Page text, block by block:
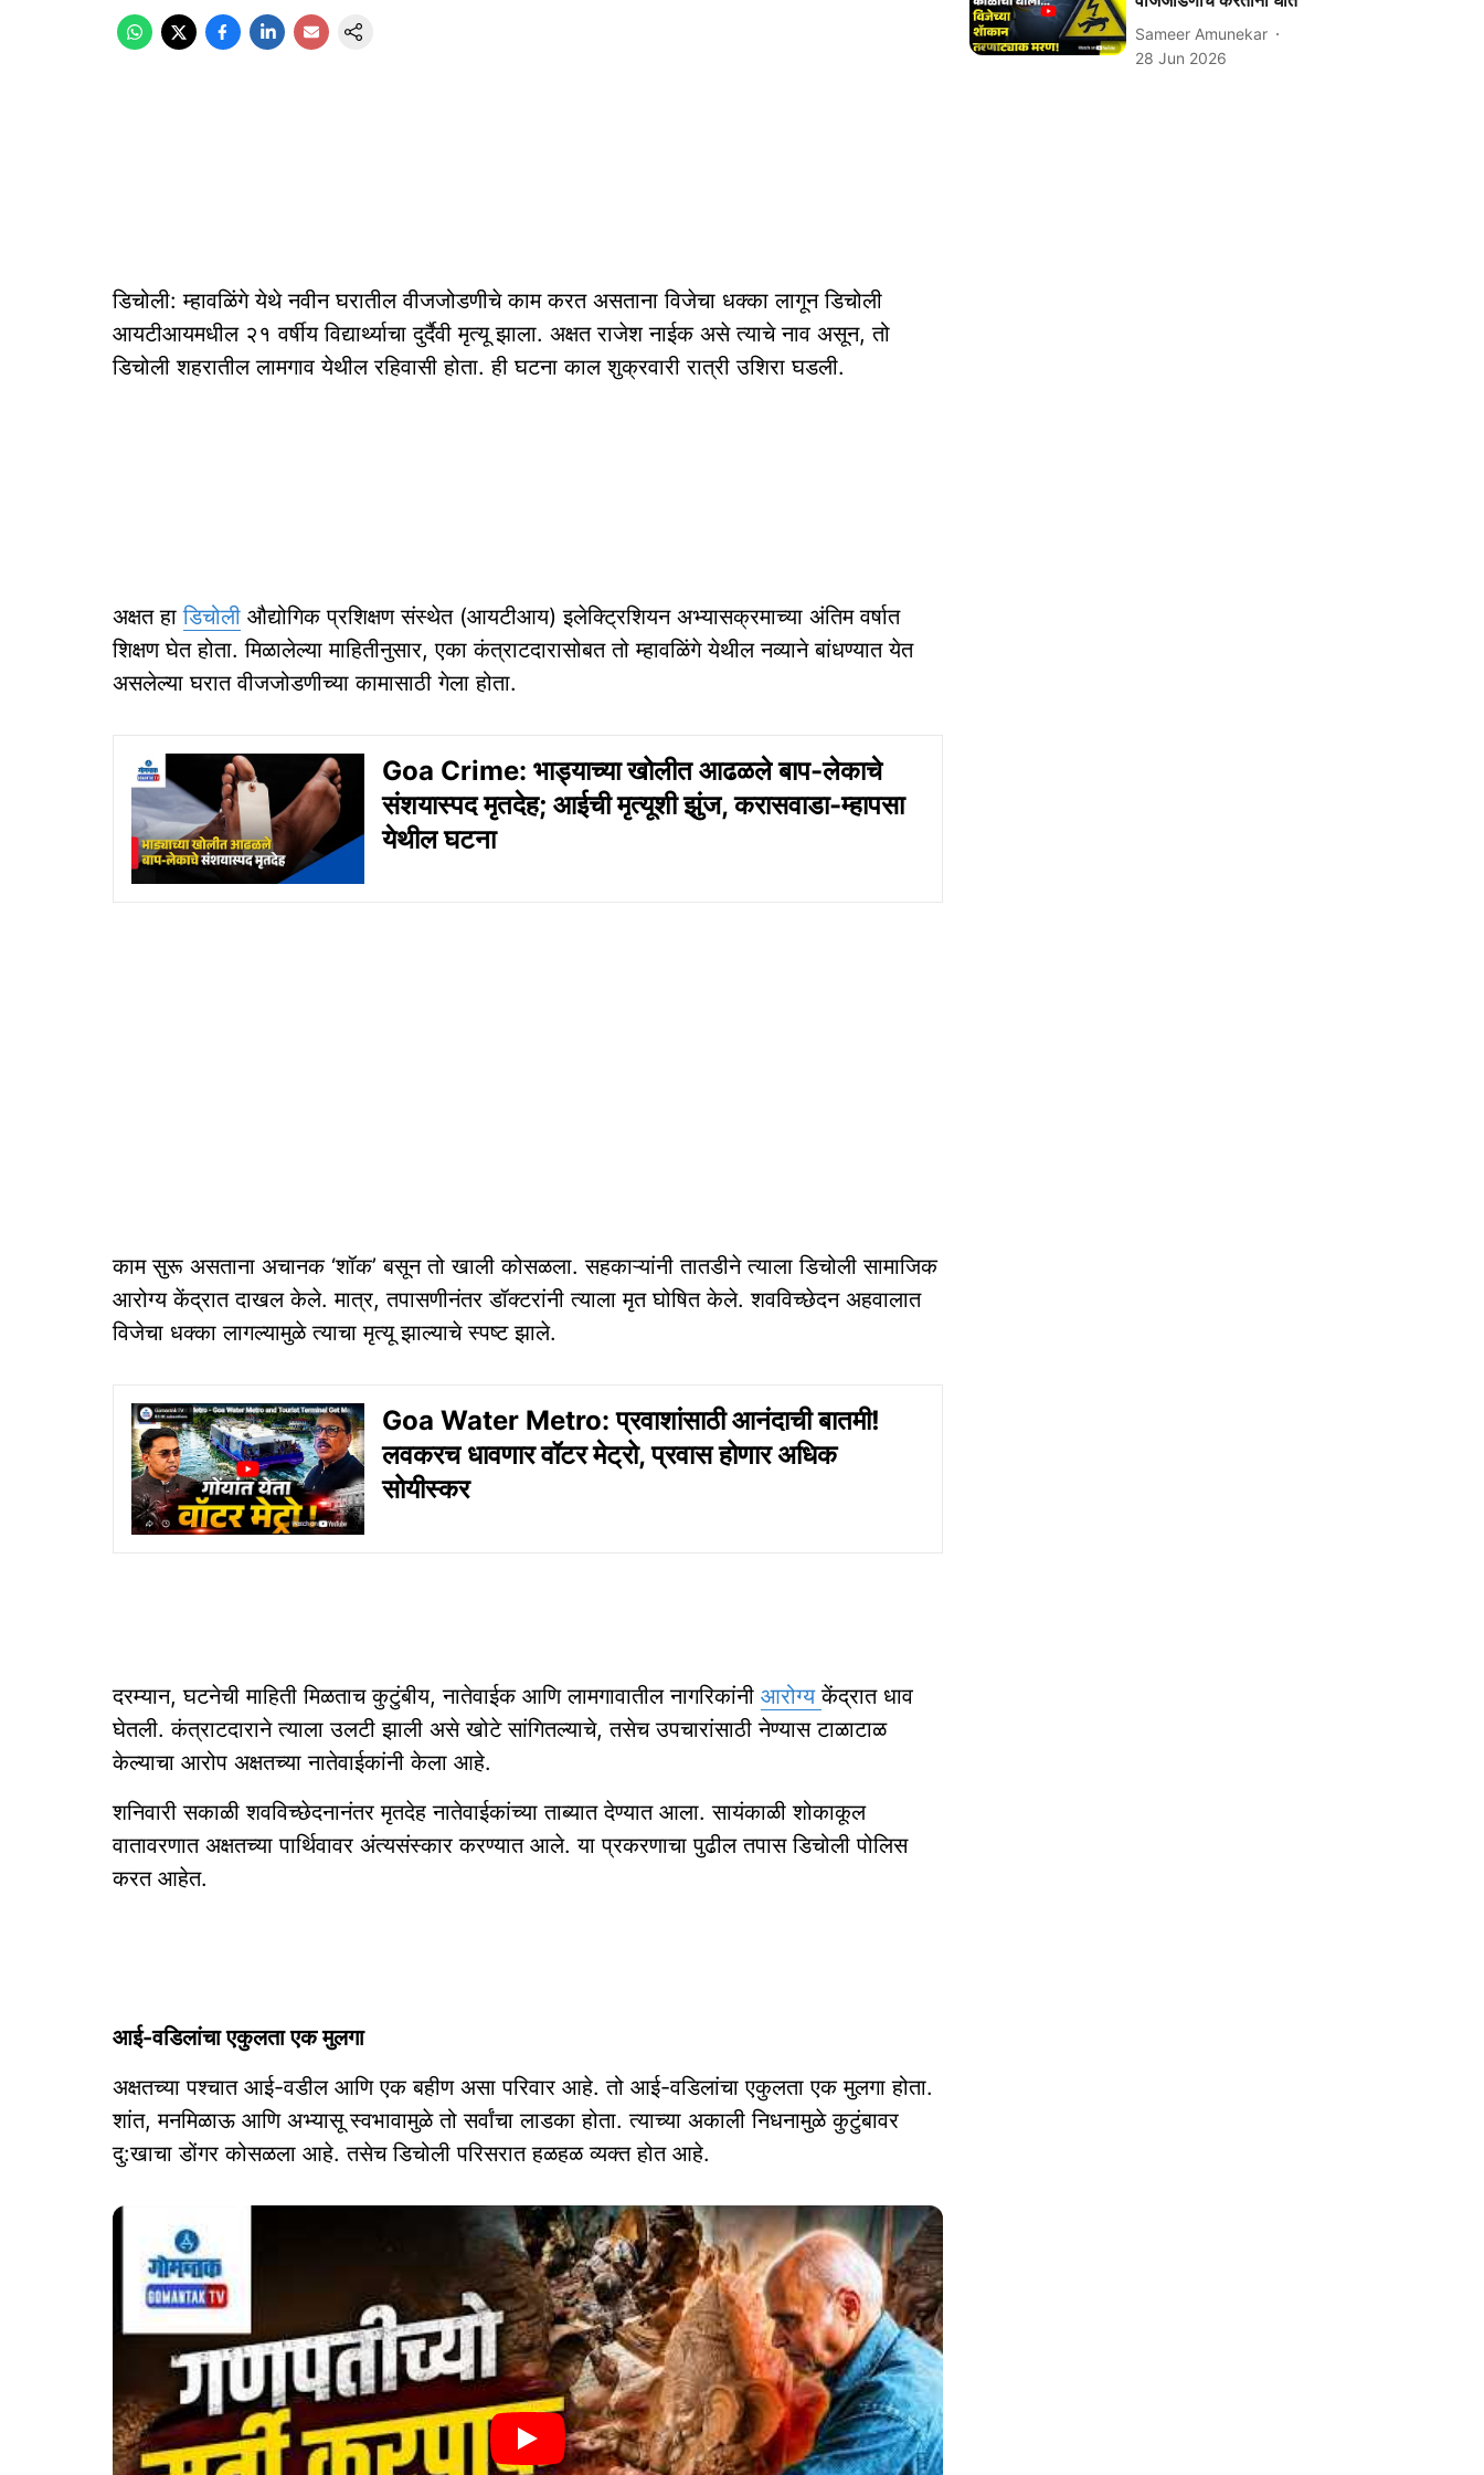
डिचोली: म्हावळिंगे येथे नवीन घरातील वीजजोडणीचे काम करत असताना विजेचा धक्का लागून डिचोली
आयटीआयमधील २१ वर्षीय विद्यार्थ्याचा दुर्दैवी मृत्यू झाला. अक्षत राजेश नाईक असे त्‍याचे नाव असून, तो
डिचोली शहरातील लामगाव येथील रहिवासी होता. ही घटना काल शुक्रवारी रात्री उशिरा घडली.
अक्षत हाडिचोली औद्योगिक प्रशिक्षण संस्थेत (आयटीआय) इलेक्ट्रिशियन अभ्यासक्रमाच्या अंतिम वर्षात
शिक्षण घेत होता. मिळालेल्या माहितीनुसार, एका कंत्राटदारासोबत तो म्हावळिंगे येथील नव्याने बांधण्यात येत
असलेल्या घरात वीजजोडणीच्या कामासाठी गेला होता.
Goa Crime: भाड्याच्या खोलीत आढळले बाप-लेकाचे
संशयास्‍पद मृतदेह; आईची मृत्यूशी झुंज, करासवाडा-म्‍हापसा
येथील घटना
काम सुरू असताना अचानक ‘शॉक’ बसून तो खाली कोसळला. सहकाऱ्यांनी तातडीने त्याला डिचोली सामाजिक
आरोग्य केंद्रात दाखल केले. मात्र, तपासणीनंतर डॉक्टरांनी त्याला मृत घोषित केले. शवविच्छेदन अहवालात
विजेचा धक्का लागल्यामुळे त्याचा मृत्यू झाल्याचे स्पष्ट झाले.
Goa Water Metro: प्रवाशांसाठी आनंदाची बातमी!
लवकरच धावणार वॉटर मेट्रो, प्रवास होणार अधिक
सोयीस्कर
दरम्यान, घटनेची माहिती मिळताच कुटुंबीय, नातेवाईक आणि लामगावातील नागरिकांनी आरोग्यकेंद्रात धाव
घेतली. कंत्राटदाराने त्‍याला उलटी झाली असे खोटे सांगितल्‍याचे, तसेच उपचारांसाठी नेण्‍यास टाळाटाळ
केल्‍याचा आरोप अक्षतच्‍या नातेवाईकांनी केला आहे.
शनिवारी सकाळी शवविच्छेदनानंतर मृतदेह नातेवाईकांच्या ताब्यात देण्यात आला. सायंकाळी शोकाकूल
वातावरणात अक्षतच्‍या पार्थिवावर अंत्यसंस्कार करण्यात आले. या प्रकरणाचा पुढील तपास डिचोली पोलिस
करत आहेत.
आई-वडिलांचा एकुलता एक मुलगा
अक्षतच्या पश्चात आई-वडील आणि एक बहीण असा परिवार आहे. तो आई-वडिलांचा एकुलता एक मुलगा होता.
शांत, मनमिळाऊ आणि अभ्यासू स्वभावामुळे तो सर्वांचा लाडका होता. त्याच्या अकाली निधनामुळे कुटुंबावर
दु:खाचा डोंगर कोसळला आहे. तसेच डिचोली परिसरात हळहळ व्यक्त होत आहे.
Sameer Amunekar
28 Jun 2026